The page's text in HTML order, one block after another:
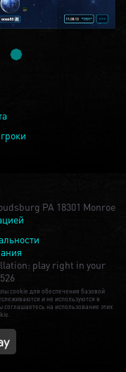
PA 18301 Monroe
play right in your
cookie для обеспечения базовой
и не используются в
соглашаетесь на использование этих